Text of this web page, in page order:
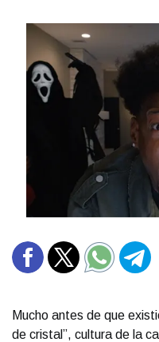
Mucho antes de que
de cristal”, cultura de la